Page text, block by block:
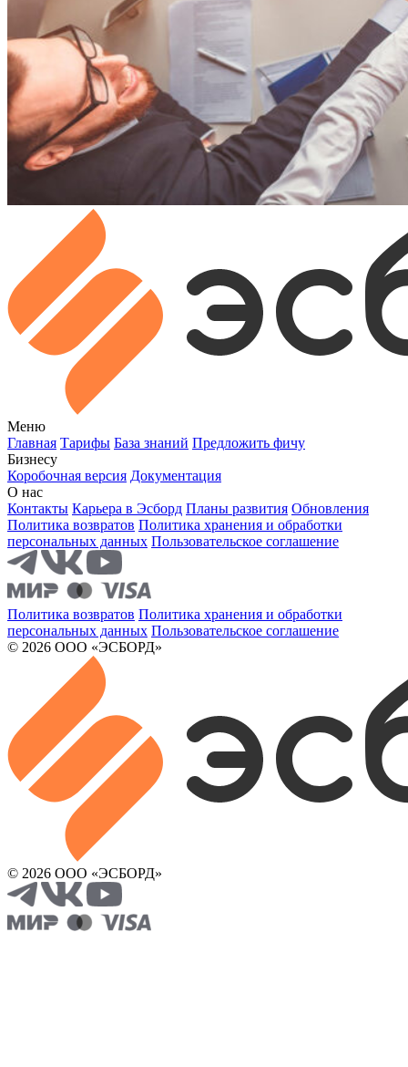
Меню
Главная Тарифы База знаний Предложить фичу
Бизнесу
Коробочная версия Документация
О нас
Контакты Карьера в Эсборд Планы развития Обновления
Политика возвратов Политика хранения и обработки
персональных данных Пользовательское соглашение
Политика возвратов Политика хранения и обработки
персональных данных Пользовательское соглашение
© 2026 ООО «ЭСБОРД»
© 2026 ООО «ЭСБОРД»